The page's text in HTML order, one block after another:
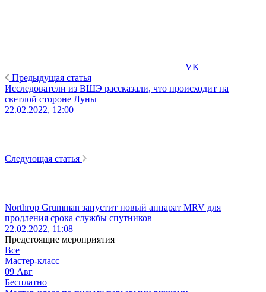
VK
Предыдущая статья
Исследователи из ВШЭ рассказали, что происходит на
светлой стороне Луны
22.02.2022, 12:00
Следующая статья
Northrop Grumman запустит новый аппарат MRV для
продления срока службы спутников
22.02.2022, 11:08
Предстоящие мероприятия
Все
Мастер-класс
09 Авг
Бесплатно